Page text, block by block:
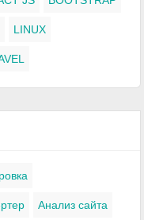
LINUX
Анализ сайта